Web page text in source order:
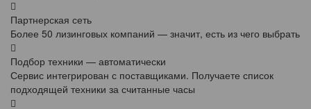
Партнерская сеть
Более 50 лизинговых компаний — значит, есть из чего выбрать
Подбор техники — автоматически
Сервис интегрирован с поставщиками. Получаете список
подходящей техники за считанные часы